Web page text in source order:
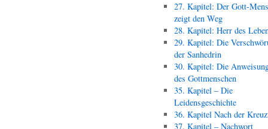
27. Kapitel: Der Gott-
zeigt den Weg
28. Kapitel: Herr des
29. Kapitel: Die
der Sanhedrin
30. Kapitel: Die
des Gottmenschen
35. Kapitel – Die
Leidensgeschichte
36. Kapitel Nach der
37. Kapitel – Nachwort